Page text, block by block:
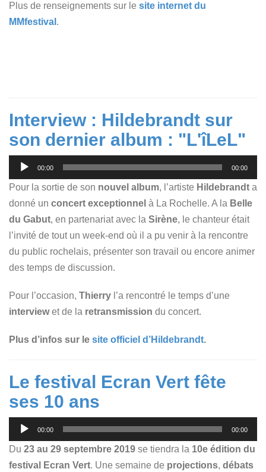
Plus de renseignements sur le site internet du
MMfestival .
Interview : Hildebrandt sur
son dernier album : "L'îLeL"
Lecteur
audio
00:00 00:00
Pour la sortie de son nouvel album, l’artiste Hildebrandt a
donné un concert exceptionnel à La Rochelle. A la Belle
du Gabut, en partenariat avec la Sirène, le chanteur était
l’invité de tout un week-end où il a pu venir à la rencontre
du public rochelais, présenter son travail ou encore animer
des temps de discussion.
Pour l’occasion, Thierry l’a rencontré le temps d’une
interviewet de la retransmission du concert.
Plus d’infos sur le site officiel d’Hildebrandt.
Le festival Ecran Vert fête
ses 10 ans
Lecteur
audio
00:00 00:00
Du 23 au 29 septembre 2019 se tiendra la 10e édition du
festival Ecran Vert. Une semaine de projections, débats